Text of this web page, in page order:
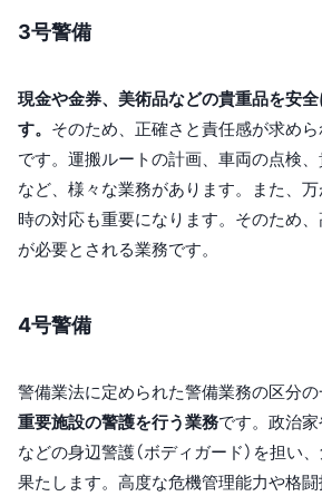
3号警備
現金や金券、美術品などの貴重品を安
す。 そのため、正確さと責任感が求め
です。運搬ルートの計画、車両の点検
など、様々な業務があります。また、
時の対応も重要になります。そのため
が必要とされる業務です。
4号警備
警備業法に定められた警備業務の区分の
重要施設の警護を行う業務です。政治
などの身辺警護（ボディガード）を担い
果たします。高度な危機管理能力や格